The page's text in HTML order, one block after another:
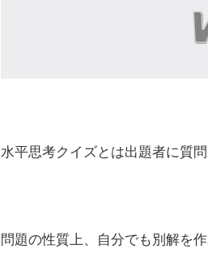
水平思考クイズとは出題者に質
問題の性質上、自分でも別解を